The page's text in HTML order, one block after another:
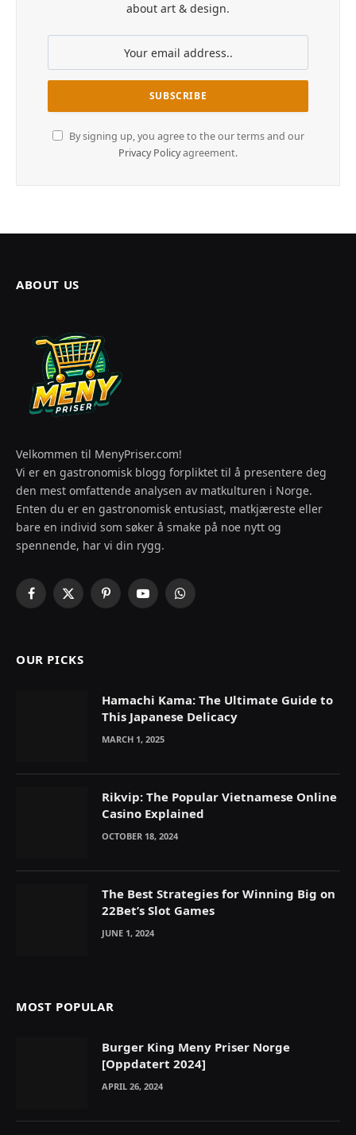
about art & design.
By signing up, you agree to the our terms and our
Privacy Policyagreement.
ABOUT US
Velkommen til MenyPriser.com!
Vi er en gastronomisk blogg forpliktet til å presentere deg
den mest omfattende analysen av matkulturen i Norge.
Enten du er en gastronomisk entusiast, matkjæreste eller
bare en individ som søker å smake på noe nytt og
spennende, har vi din rygg.
Facebook
X
PinterestYouTubeWhatsApp
OUR PICKS
Hamachi Kama: The Ultimate Guide to
This Japanese Delicacy
MARCH 1, 2025
Rikvip: The Popular Vietnamese Online
Casino Explained
OCTOBER 18, 2024
The Best Strategies for Winning Big on
22Bet’s Slot Games
JUNE 1, 2024
MOST POPULAR
Burger King Meny Priser Norge
[Oppdatert 2024]
APRIL 26, 2024